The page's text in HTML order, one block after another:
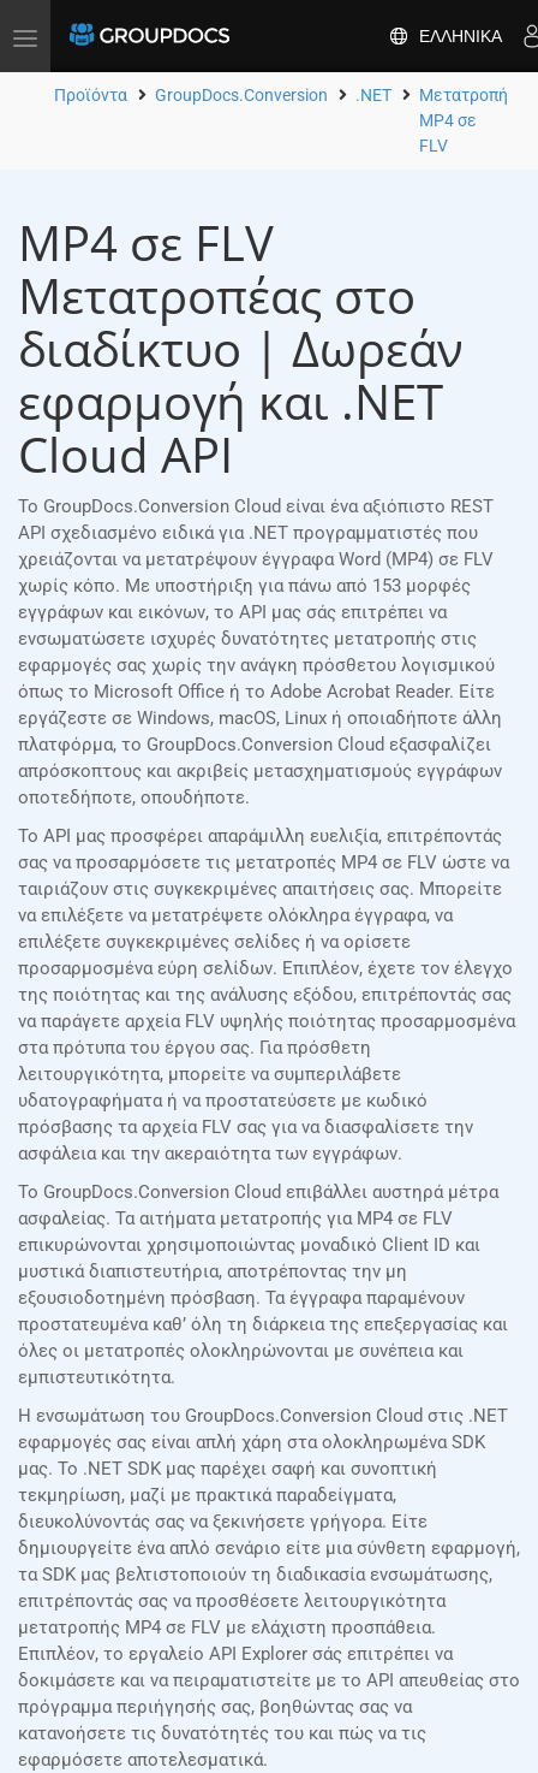
Toggle
ΕΛΛΗΝΙΚΆ
Προϊόντα GroupDocs.Conversion .NET
Μετατροπή
MP4 σε
FLV
MP4 σε FLV
Μετατροπέας στο
διαδίκτυο | Δωρεάν
εφαρμογή και .NET
Cloud API
Το GroupDocs.Conversion Cloud είναι ένα αξιόπιστο REST
API σχεδιασμένο ειδικά για .NET προγραμματιστές που
χρειάζονται να μετατρέψουν έγγραφα Word (MP4) σε FLV
χωρίς κόπο. Με υποστήριξη για πάνω από 153 μορφές
εγγράφων και εικόνων, το API μας σάς επιτρέπει να
ενσωματώσετε ισχυρές δυνατότητες μετατροπής στις
εφαρμογές σας χωρίς την ανάγκη πρόσθετου λογισμικού
όπως το Microsoft Office ή το Adobe Acrobat Reader. Είτε
εργάζεστε σε Windows, macOS, Linux ή οποιαδήποτε άλλη
πλατφόρμα, το GroupDocs.Conversion Cloud εξασφαλίζει
απρόσκοπτους και ακριβείς μετασχηματισμούς εγγράφων
οποτεδήποτε, οπουδήποτε.
Το API μας προσφέρει απαράμιλλη ευελιξία, επιτρέποντάς
σας να προσαρμόσετε τις μετατροπές MP4 σε FLV ώστε να
ταιριάζουν στις συγκεκριμένες απαιτήσεις σας. Μπορείτε
να επιλέξετε να μετατρέψετε ολόκληρα έγγραφα, να
επιλέξετε συγκεκριμένες σελίδες ή να ορίσετε
προσαρμοσμένα εύρη σελίδων. Επιπλέον, έχετε τον έλεγχο
της ποιότητας και της ανάλυσης εξόδου, επιτρέποντάς σας
να παράγετε αρχεία FLV υψηλής ποιότητας προσαρμοσμένα
στα πρότυπα του έργου σας. Για πρόσθετη
λειτουργικότητα, μπορείτε να συμπεριλάβετε
υδατογραφήματα ή να προστατεύσετε με κωδικό
πρόσβασης τα αρχεία FLV σας για να διασφαλίσετε την
ασφάλεια και την ακεραιότητα των εγγράφων.
Το GroupDocs.Conversion Cloud επιβάλλει αυστηρά μέτρα
ασφαλείας. Τα αιτήματα μετατροπής για MP4 σε FLV
επικυρώνονται χρησιμοποιώντας μοναδικό Client ID και
μυστικά διαπιστευτήρια, αποτρέποντας την μη
εξουσιοδοτημένη πρόσβαση. Τα έγγραφα παραμένουν
προστατευμένα καθ’ όλη τη διάρκεια της επεξεργασίας και
όλες οι μετατροπές ολοκληρώνονται με συνέπεια και
εμπιστευτικότητα.
Η ενσωμάτωση του GroupDocs.Conversion Cloud στις .NET
εφαρμογές σας είναι απλή χάρη στα ολοκληρωμένα SDK
μας. Το .NET SDK μας παρέχει σαφή και συνοπτική
τεκμηρίωση, μαζί με πρακτικά παραδείγματα,
διευκολύνοντάς σας να ξεκινήσετε γρήγορα. Είτε
δημιουργείτε ένα απλό σενάριο είτε μια σύνθετη εφαρμογή,
τα SDK μας βελτιστοποιούν τη διαδικασία ενσωμάτωσης,
επιτρέποντάς σας να προσθέσετε λειτουργικότητα
μετατροπής MP4 σε FLV με ελάχιστη προσπάθεια.
Επιπλέον, το εργαλείο API Explorer σάς επιτρέπει να
δοκιμάσετε και να πειραματιστείτε με το API απευθείας στο
πρόγραμμα περιήγησής σας, βοηθώντας σας να
κατανοήσετε τις δυνατότητές του και πώς να τις
εφαρμόσετε αποτελεσματικά.